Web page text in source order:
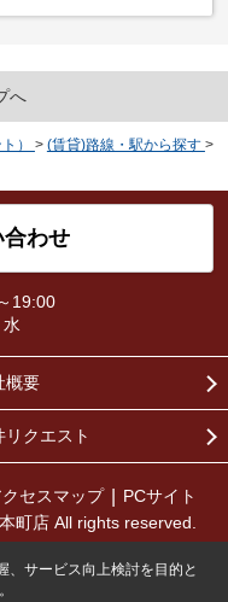
へ
） > (賃貸)路線・駅から探す >
わせ
19:00
水
概要
リクエスト
クセスマップ
PCサイト
町店 All rights reserved.
、サービス向上検討を目的と